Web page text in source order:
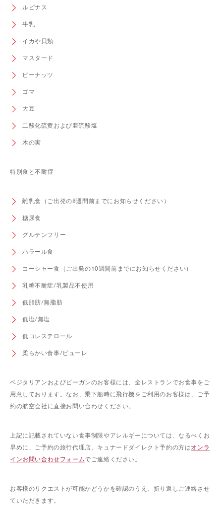
ルピナス
牛乳
イカや貝類
マスタード
ピーナッツ
ゴマ
大豆
二酸化硫黄および亜硫酸塩
木の実
特別食と不耐症
離乳食（ご出発の8週間前までにお知らせください）
糖尿食
グルテンフリー
ハラール食
コーシャー食（ご出発の10週間前までにお知らせください）
乳糖不耐症/乳製品不使用
低脂肪/無脂肪
低塩/無塩
低コレステロール
柔らかい食事/ピューレ
ベジタリアンおよびビーガンのお客様には、全レストランでお食事をご
用意しております。なお、乗下船時に飛行機をご利用のお客様は、ご予
約の航空会社に直接お問い合わせください。
上記に記載されていない食事制限やアレルギーについては、なるべくお
早めに、ご予約の旅行代理店、キュナードダイレクト予約の方はオンラ
インお問い合わせフォームでご連絡ください。
お客様のリクエストが可能かどうかを確認のうえ、折り返しご連絡させ
ていただきます。